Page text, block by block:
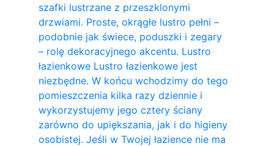
szafki lustrzane z przeszklonymi
drzwiami. Proste, okrągłe lustro pełni –
podobnie jak świece, poduszki i zegary
– rolę dekoracyjnego akcentu. Lustro
łazienkowe Lustro łazienkowe jest
niezbędne. W końcu wchodzimy do tego
pomieszczenia kilka razy dziennie i
wykorzystujemy jego cztery ściany
zarówno do upiększania, jak i do higieny
osobistej. Jeśli w Twojej łazience nie ma